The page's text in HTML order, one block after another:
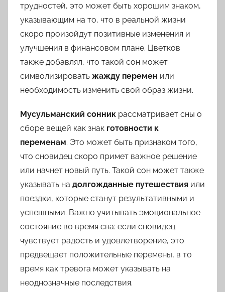
трудностей, это может быть хорошим знаком,
указывающим на то, что в реальной жизни
скоро произойдут позитивные изменения и
улучшения в финансовом плане. Цветков
также добавлял, что такой сон может
символизировать жажду перемен или
необходимость изменить свой образ жизни.
Мусульманский сонник рассматривает сны о
сборе вещей как знак готовности к
переменам. Это может быть признаком того,
что сновидец скоро примет важное решение
или начнет новый путь. Такой сон может также
указывать на долгожданные путешествия или
поездки, которые станут результативными и
успешными. Важно учитывать эмоциональное
состояние во время сна: если сновидец
чувствует радость и удовлетворение, это
предвещает положительные перемены, в то
время как тревога может указывать на
неоднозначные последствия.